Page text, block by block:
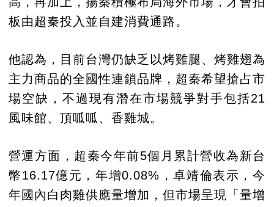
板由超秦投入並自建消費通路。
他認為，目前台灣仍缺乏以烤雞腿、烤雞翅為
主力商品的全國性連鎖品牌，超秦希望搶占市
場空缺，不過現有潛在市場競爭對手包括21
風味館、頂呱呱、香雞城。
營運方面，超秦今年前5個月累計營收為新台
幣16.17億元，年增0.08%，卓靖倫表示，今
年國內白肉雞供應量增加，但市場呈現「量增